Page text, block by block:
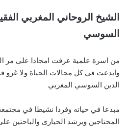
الشيخ الروحاني المغربي
السوسي
من اسرة علمية عرفت امجادا على مر
وابدعت في كل مجالات الحياة ولا
الدين السوسي المغربي
مبدعا في حياته وفردا نشيطا في
المحتاجين ويرشد الحيارى والباحثين